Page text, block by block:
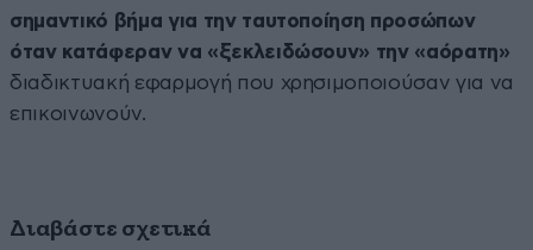
σημαντικό βήμα για την ταυτοποίηση προσώπων
όταν κατάφεραν να «ξεκλειδώσουν» την «αόρατη»
διαδικτυακή εφαρμογή που χρησιμοποιούσαν για να
επικοινωνούν.
Διαβάστε σχετικά